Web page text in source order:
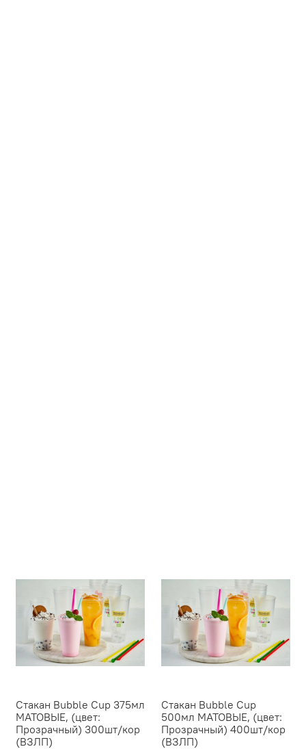
Стакан Bubble Cup 375мл
МАТОВЫЕ, (цвет:
Прозрачный) 300шт/кор
(ВЗЛП)
Стакан Bubble Cup
500мл МАТОВЫЕ, (цвет:
Прозрачный) 400шт/кор
(ВЗЛП)